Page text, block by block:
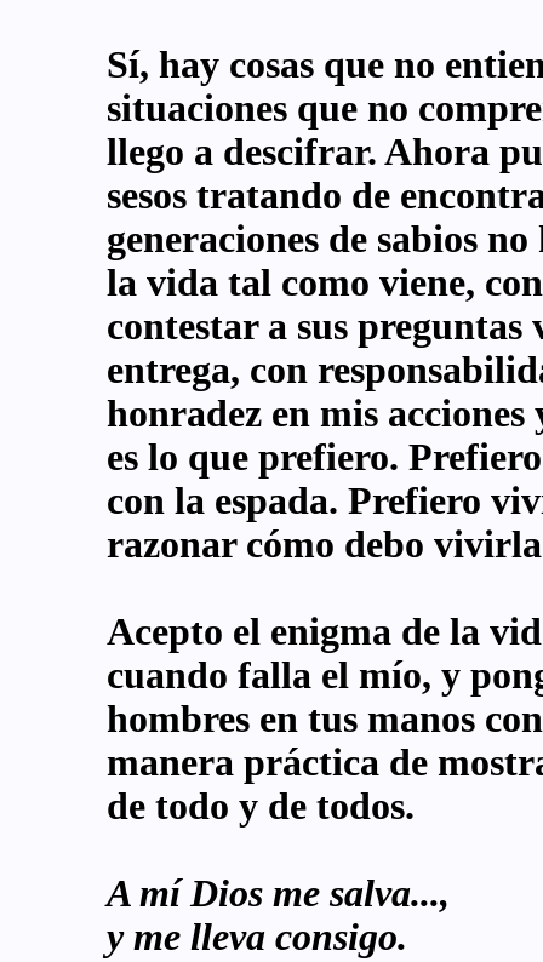
Sí, hay cosas que no
situaciones que no
llego a descifrar. Ahora
sesos tratando de
generaciones de sabios
la vida tal como viene,
contestar a sus
entrega, con
honradez en mis
es lo que prefiero.
con la espada. Prefiero
razonar cómo debo
Acepto el enigma de la
cuando falla el mío, y
hombres en tus manos
manera práctica de
de todo y de todos.
A mí Dios me salva...,
y me lleva consigo.